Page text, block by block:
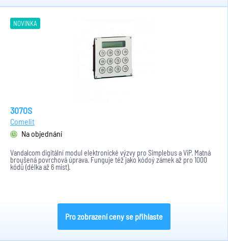
NOVINKA
3070S
Comelit
Na objednání
Vandalcom digitální modul elektronické výzvy pro Simplebus a ViP. Matná
broušená povrchová úprava. Funguje též jako kódoý zámek až pro 1000
kódů (délka až 6 míst).
Pro zobrazení ceny se přihlaste